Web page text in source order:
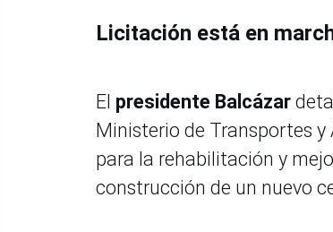
Licitación está en
El presidente Balcázar
Ministerio de Transportes y
para la rehabilitación y
construcción de un nuevo